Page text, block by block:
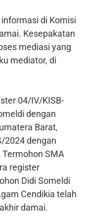
di Komisi
Kesepakatan
mediasi yang
mediator, di
04/IV/KISB-
dengan
Barat,
2024 dengan
SMA
register
Didi Someldi
Cendikia telah
damai.